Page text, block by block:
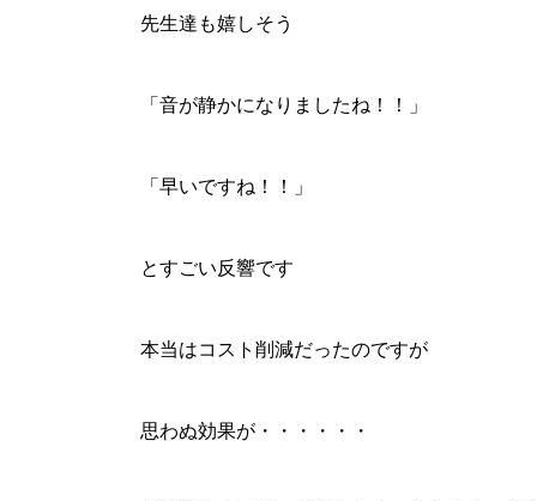
先生達も嬉しそう
「音が静かになりましたね！！」
「早いですね！！」
とすごい反響です
本当はコスト削減だったのですが
思わぬ効果が・・・・・・